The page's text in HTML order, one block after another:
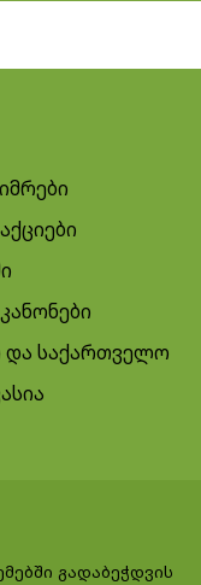
და საქართველო
გადაბეჭდვის